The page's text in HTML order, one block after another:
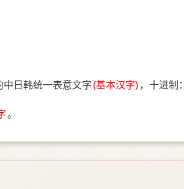
中日韩统一表意文字 (基本汉字) ，十进制：
。